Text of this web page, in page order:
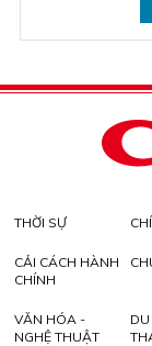
THỜI SỰ
CẢI CÁCH HÀNH
CHÍNH
VĂN HÓA -
NGHỆ THUẬT